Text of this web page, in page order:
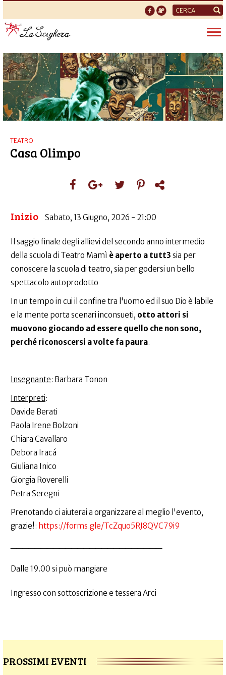
Form
di
ricerca
TEATRO
Casa Olimpo
Inizio Sabato, 13 Giugno, 2026 - 21:00
Il saggio finale degli allievi del secondo anno intermedio
della scuola di Teatro Mamì è aperto a tutt3 sia per
conoscere la scuola di teatro, sia per godersi un bello
spettacolo autoprodotto
In un tempo in cui il confine tra l'uomo ed il suo Dio è labile
e la mente porta scenari inconsueti, otto attori si
muovono giocando ad essere quello che non sono,
perché riconoscersi a volte fa paura.
Insegnante: Barbara Tonon
Interpreti:
Davide Berati
Paola Irene Bolzoni
Chiara Cavallaro
Debora Iracá
Giuliana Inico
Giorgia Roverelli
Petra Seregni
Prenotando ci aiuterai a organizzare al meglio l'evento,
grazie!: https://forms.gle/TcZquo5RJ8QVC79i9
Dalle 19.00 si può mangiare
Ingresso con sottoscrizione e tessera Arci
PROSSIMI EVENTI